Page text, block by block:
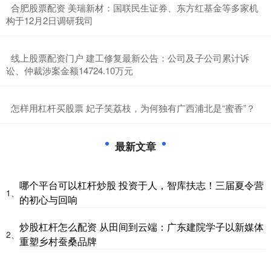
​合肥股票配资 美瑞新材：国联民生证券、东方红基金等多家机
构于12月2日调研我司
​线上股票配资门户 建工修复最新公告：公司及子公司累计诉
讼、仲裁涉案金额14724.10万元
​怎样用杠杆买股票 ​妃子笑荔枝，为何独有广西浦北是“蜜香”？
最新文章
1、
哪个平台可以杠杆炒股 投资于人，智库扶志！三届夏令营
的初心与回响
2、
炒股杠杆怎么配资 从田间到云端：广东建院学子以新媒体
重塑乡村蚕桑品牌